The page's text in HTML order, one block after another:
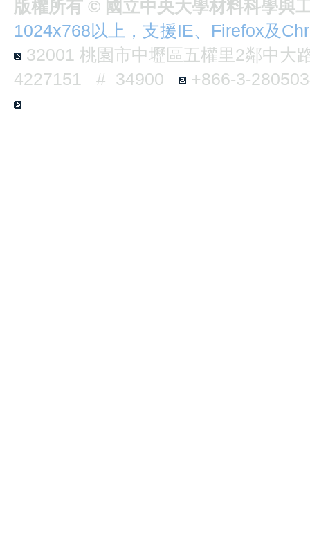
版權所有 © 國立中央大學材料科學與
1024x768以上，支援IE、Firefox及
32001 桃園市中壢區五權里2鄰中
4227151 # 34900
+866-3-